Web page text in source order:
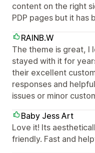
content on the right
PDP pages but it has
RAINB.W
The theme is great, I
stayed with it for
their excellent
responses and
issues or minor
Baby Jess Art
Love it! Its
friendly. Fast and